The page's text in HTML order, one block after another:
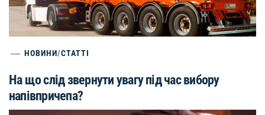
НОВИНИ/СТАТТІ
На що слід звернути увагу під час вибору
напівпричепа?